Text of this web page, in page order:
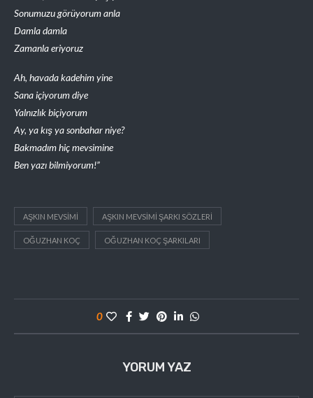
Sonumuzu görüyorum anla
Damla damla
Zamanla eriyoruz
Ah, havada kadehim yine
Sana içiyorum diye
Yalnızlık biçiyorum
Ay, ya kış ya sonbahar niye?
Bakmadım hiç mevsimine
Ben yazı bilmiyorum!”
AŞKIN MEVSIMI AŞKIN MEVSIMI ŞARKI SÖZLERI
OĞUZHAN KOÇ OĞUZHAN KOÇ ŞARKILARI
0
YORUM YAZ